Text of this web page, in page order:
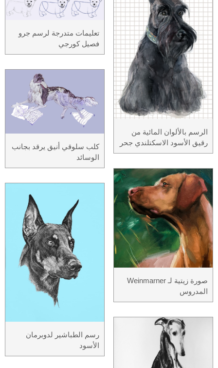
الرسم بالألوان المائية من
رقيق الأسود الاسكتلندي جحر
صورة زيتية لـ Weinmarner
المدروس
تعليمات متدرجة لرسم جرو
فصيل كورجي
كلب سلوقي أنيق يرقد بجانب
الوسائد
رسم الطباشير لدوبرمان
الأسود